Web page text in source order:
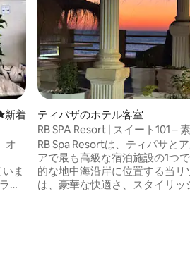
しい宿泊先
新着
オ
ま
ティパザのホテル客室
RB SPA Resort | スイート101 –
オーシャンビュー
RB Spa Resortは、ティパサと
アで最も高級な宿泊施設の1つ
的な地中海沿岸に位置する当リ
は、豪華な快適さ、スタイリッ